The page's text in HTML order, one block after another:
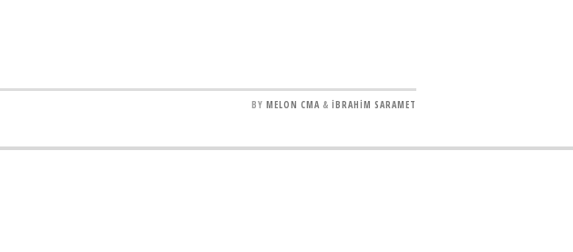
BY MELON CMA & İBRAHİM SARAMET